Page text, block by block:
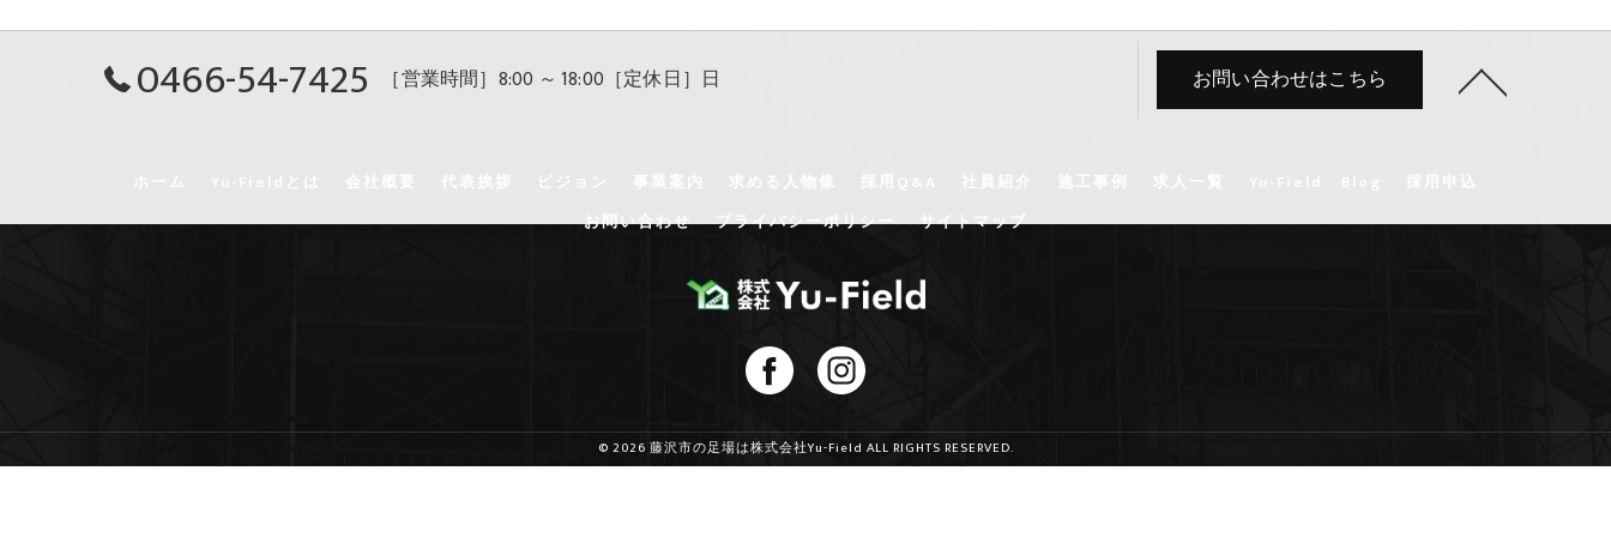
0466-54-7425 ［営業時間］8:00 ～ 18:00［定休日］日 お問い合わせはこちら
ビジョン 求める人物像 社員紹介 Yu-Field Blog
お問い合わせ
プライバシーポリシー サイトマップ
© 2026 藤沢市の足場は株式会社Yu-Field ALL RIGHTS RESERVED.